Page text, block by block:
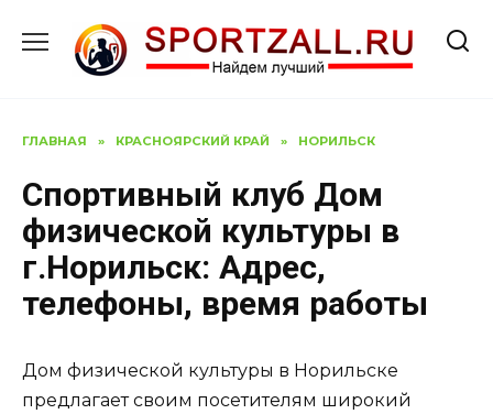
содержанию
ГЛАВНАЯ » КРАСНОЯРСКИЙ КРАЙ » НОРИЛЬСК
Спортивный клуб Дом
физической культуры в
г.Норильск: Адрес,
телефоны, время работы
Дом физической культуры в Норильске
предлагает своим посетителям широкий